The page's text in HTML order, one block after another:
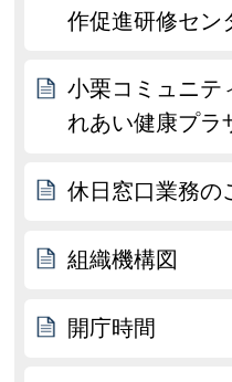
作促進研修セン
小栗コミュニテ
れあい健康プラ
休日窓口業務の
組織機構図
開庁時間